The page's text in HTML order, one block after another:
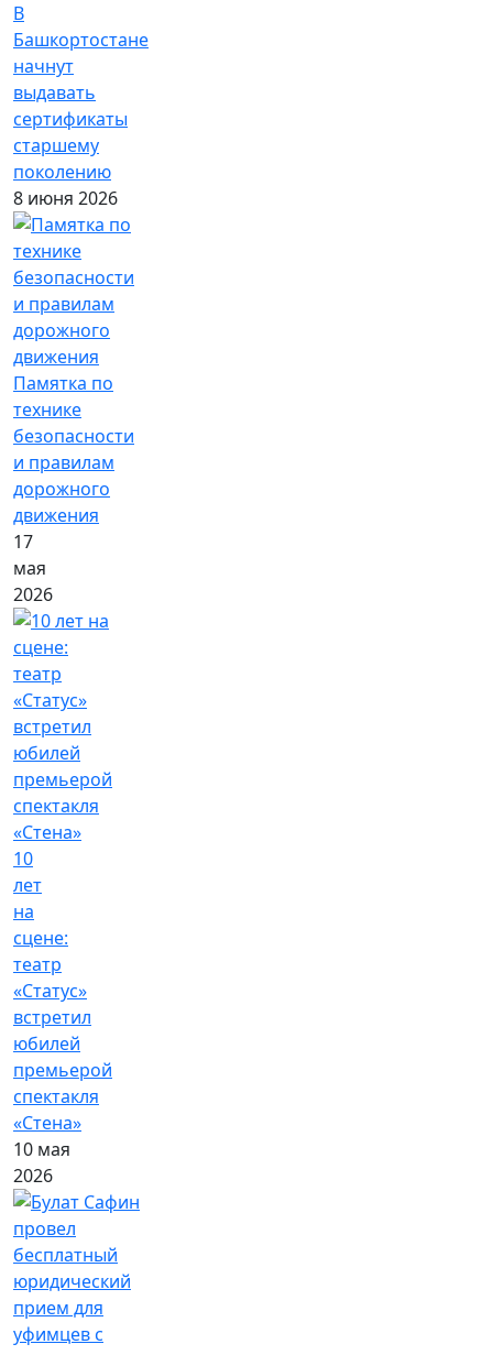
В
Башкортостане
начнут
выдавать
сертификаты
старшему
поколению
8 июня 2026
Памятка по
технике
безопасности
и правилам
дорожного
движения
17
мая
2026
10
лет
на
сцене:
театр
«Статус»
встретил
юбилей
премьерой
спектакля
«Стена»
10 мая
2026